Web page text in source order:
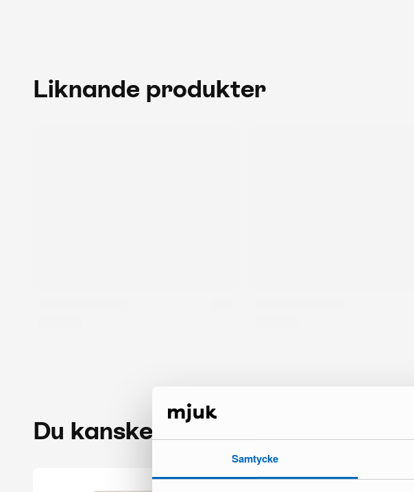
Samtycke
Liknande produkter
Du kanske också gillar